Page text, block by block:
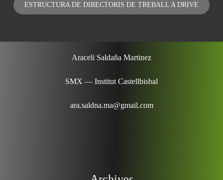
ESTRUCTURA DE DIRECTORIS DE TREBALL A DRIVE
Araceli Saldaña Martinez
SMX — Institut Castellbisbal
ara.saldna.ma@gmail.com